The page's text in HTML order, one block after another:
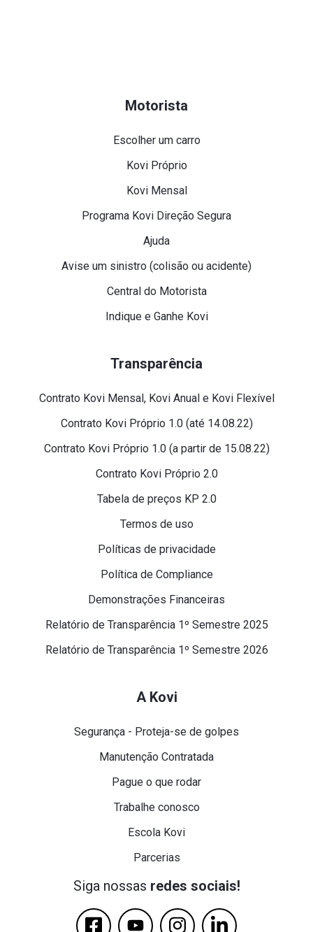
Motorista
Escolher um carro
Kovi Próprio
Kovi Mensal
Programa Kovi Direção Segura
Ajuda
Avise um sinistro (colisão ou acidente)
Central do Motorista
Indique e Ganhe Kovi
Transparência
Contrato Kovi Mensal, Kovi Anual e Kovi Flexível
Contrato Kovi Próprio 1.0 (até 14.08.22)
Contrato Kovi Próprio 1.0 (a partir de 15.08.22)
Contrato Kovi Próprio 2.0
Tabela de preços KP 2.0
Termos de uso
Políticas de privacidade
Política de Compliance
Demonstrações Financeiras
Relatório de Transparência 1º Semestre 2025
Relatório de Transparência 1º Semestre 2026
A Kovi
Segurança - Proteja-se de golpes
Manutenção Contratada
Pague o que rodar
Trabalhe conosco
Escola Kovi
Parcerias
Siga nossas redes sociais!